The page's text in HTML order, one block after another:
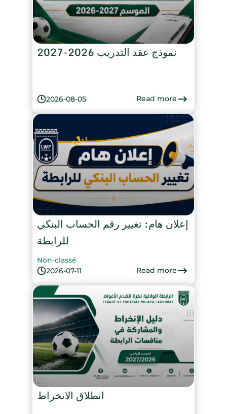
نموذج عقد التدريب 2026-2027
2026-08-05 Read more
إعلان هام: تغيير رقم الحساب البنكي
للرابطة
2026-07-11
Non-classé
Read more
انطلاق الانخراط